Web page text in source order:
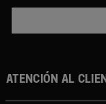
ATENCIÓN AL